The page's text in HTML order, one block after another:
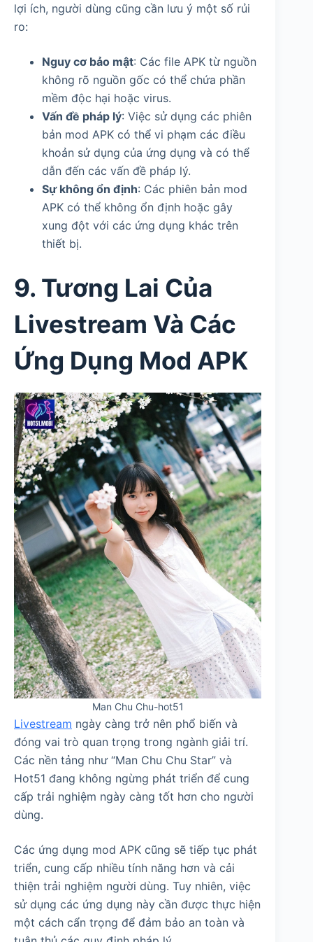
lợi ích, người dùng cũng cần lưu ý một số rủi
ro:
Nguy cơ bảo mật: Các file APK từ nguồn
không rõ nguồn gốc có thể chứa phần
mềm độc hại hoặc virus.
Vấn đề pháp lý: Việc sử dụng các phiên
bản mod APK có thể vi phạm các điều
khoản sử dụng của ứng dụng và có thể
dẫn đến các vấn đề pháp lý.
Sự không ổn định: Các phiên bản mod
APK có thể không ổn định hoặc gây
xung đột với các ứng dụng khác trên
thiết bị.
9. Tương Lai Của
Livestream Và Các
Ứng Dụng Mod APK
Man Chu Chu-hot51
Livestream ngày càng trở nên phổ biến và
đóng vai trò quan trọng trong ngành giải trí.
Các nền tảng như “Man Chu Chu Star” và
Hot51 đang không ngừng phát triển để cung
cấp trải nghiệm ngày càng tốt hơn cho người
dùng.
Các ứng dụng mod APK cũng sẽ tiếp tục phát
triển, cung cấp nhiều tính năng hơn và cải
thiện trải nghiệm người dùng. Tuy nhiên, việc
sử dụng các ứng dụng này cần được thực hiện
một cách cẩn trọng để đảm bảo an toàn và